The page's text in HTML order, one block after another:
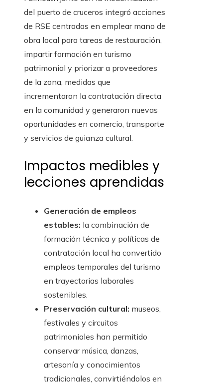
del puerto de cruceros integró acciones
de RSE centradas en emplear mano de
obra local para tareas de restauración,
impartir formación en turismo
patrimonial y priorizar a proveedores
de la zona, medidas que
incrementaron la contratación directa
en la comunidad y generaron nuevas
oportunidades en comercio, transporte
y servicios de guianza cultural.
Impactos medibles y
lecciones aprendidas
Generación de empleos
estables: la combinación de
formación técnica y políticas de
contratación local ha convertido
empleos temporales del turismo
en trayectorias laborales
sostenibles.
Preservación cultural: museos,
festivales y circuitos
patrimoniales han permitido
conservar música, danzas,
artesanía y conocimientos
tradicionales, convirtiéndolos en